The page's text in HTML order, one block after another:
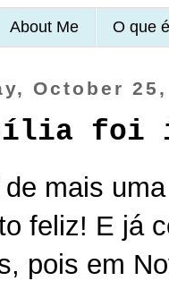
About Me O que
October 25,
foi
de mais
feliz! E já
pois em